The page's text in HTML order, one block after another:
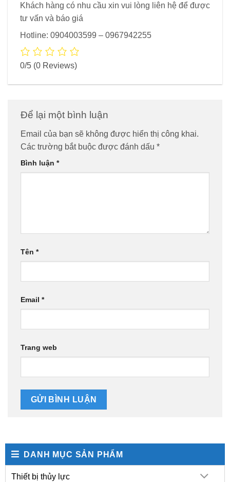
Khách hàng có nhu cầu xin vui lòng liên hệ để được
tư vấn và báo giá
Hotline: 0904003599 – 0967942255
0/5 (0 Reviews)
Để lại một bình luận
Email của bạn sẽ không được hiển thị công khai.
Các trường bắt buộc được đánh dấu *
Bình luận *
Tên *
Email *
Trang web
DANH MỤC SẢN PHẨM
Thiết bị thủy lực